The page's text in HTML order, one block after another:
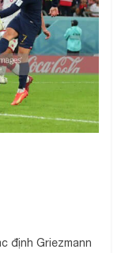
định Griezmann